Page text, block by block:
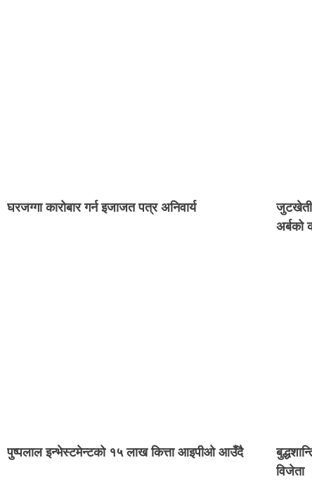
घरजग्गा कारोबार गर्न इजाजत पत्र अनिवार्य
जुटखेती
अर्बको
पुष्पलाल इन्भेस्टमेन्टको १५ लाख कित्ता आइपीओ आउँदै
विजेता